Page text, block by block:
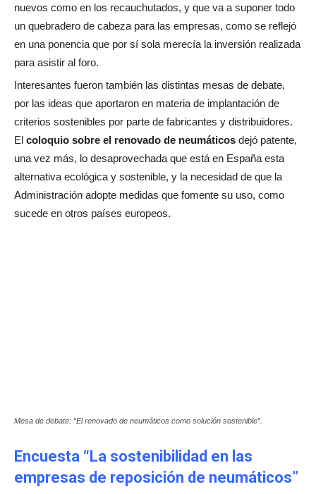
nuevos como en los recauchutados, y que va a suponer todo
un quebradero de cabeza para las empresas, como se reflejó
en una ponencia que por sí sola merecía la inversión realizada
para asistir al foro.
Interesantes fueron también las distintas mesas de debate,
por las ideas que aportaron en materia de implantación de
criterios sostenibles por parte de fabricantes y distribuidores.
El coloquio sobre el renovado de neumáticos dejó patente,
una vez más, lo desaprovechada que está en España esta
alternativa ecológica y sostenible, y la necesidad de que la
Administración adopte medidas que fomente su uso, como
sucede en otros países europeos.
Mesa de debate: “El renovado de neumáticos como solución sostenible”.
Encuesta “La sostenibilidad en las
empresas de reposición de neumáticos”